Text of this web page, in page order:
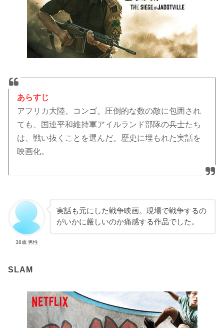
あらすじ
アフリカ大陸、コンゴ。圧倒的な数の敵に包囲され
ても、国連平和維持軍アイルランド部隊の兵士たち
は、戦い抜くことを選んだ。歴史に埋もれた実話を
映画化。
38歳 男性
実話も元にした戦争映画。現場で戦争するの
がいかに厳しいのか痛感する作品でした。
SLAM